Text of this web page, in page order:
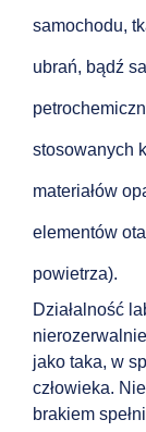
samochodu,
ubrań, bądź
stosowanych
materiałów
elementów
powietrza).
Działalność
jako taka, w
człowieka.
brakiem